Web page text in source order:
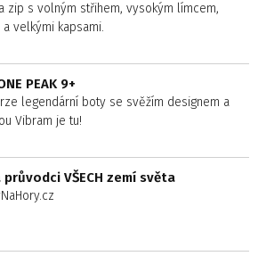
zip s volným střihem, vysokým límcem,
a velkými kapsami.
PEAK 9+
legendární boty se svěžím designem a
Vibram je tu!
průvodci VŠECH zemí světa